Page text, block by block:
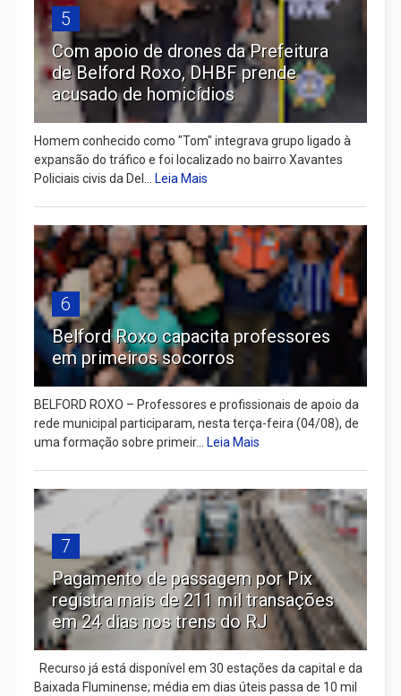
5
Com apoio de drones da Prefeitura
de Belford Roxo, DHBF prende
acusado de homicídios
Homem conhecido como "Tom" integrava grupo ligado à
expansão do tráfico e foi localizado no bairro Xavantes
Policiais civis da Del... Leia Mais
6
Belford Roxo capacita professores
em primeiros socorros
BELFORD ROXO – Professores e profissionais de apoio da
rede municipal participaram, nesta terça-feira (04/08), de
uma formação sobre primeir... Leia Mais
7
Pagamento de passagem por Pix
registra mais de 211 mil transações
em 24 dias nos trens do RJ
Recurso já está disponível em 30 estações da capital e da
Baixada Fluminense; média em dias úteis passa de 10 mil